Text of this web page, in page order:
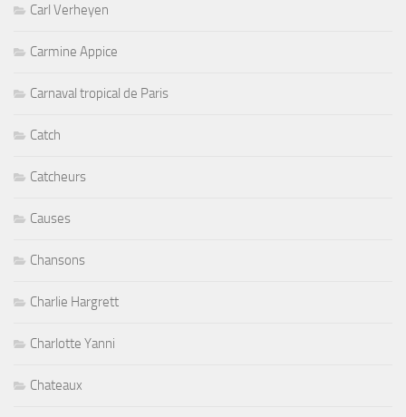
Carl Verheyen
Carmine Appice
Carnaval tropical de Paris
Catch
Catcheurs
Causes
Chansons
Charlie Hargrett
Charlotte Yanni
Chateaux